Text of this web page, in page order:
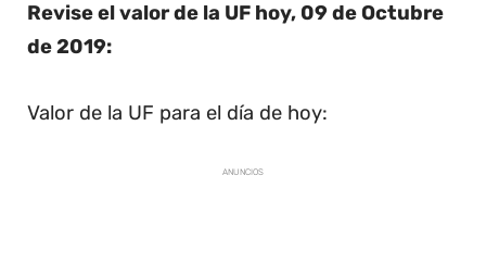
Revise el valor de la UF hoy, 09 de Octubre
de 2019:
Valor de la UF para el día de hoy:
ANUNCIOS